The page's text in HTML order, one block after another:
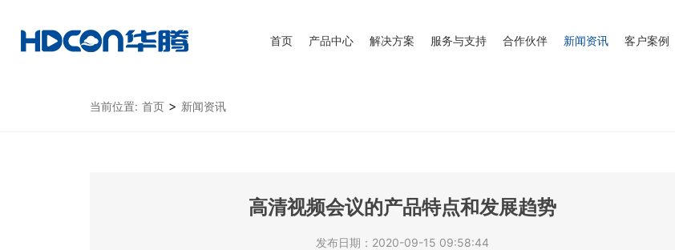
首页 产品中心 解决方案 服务与支持 合作伙伴 新闻资讯 客户案例
当前位置: 首页 > 新闻资讯
高清视频会议的产品特点和发展趋势
发布日期：2020-09-15 09:58:44